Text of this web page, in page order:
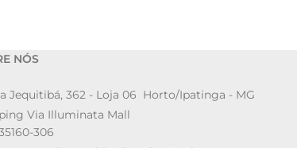
NÓS
Jequitibá, 362 - Loja 06 Horto/Ipatinga - MG
Via Illuminata Mall
306